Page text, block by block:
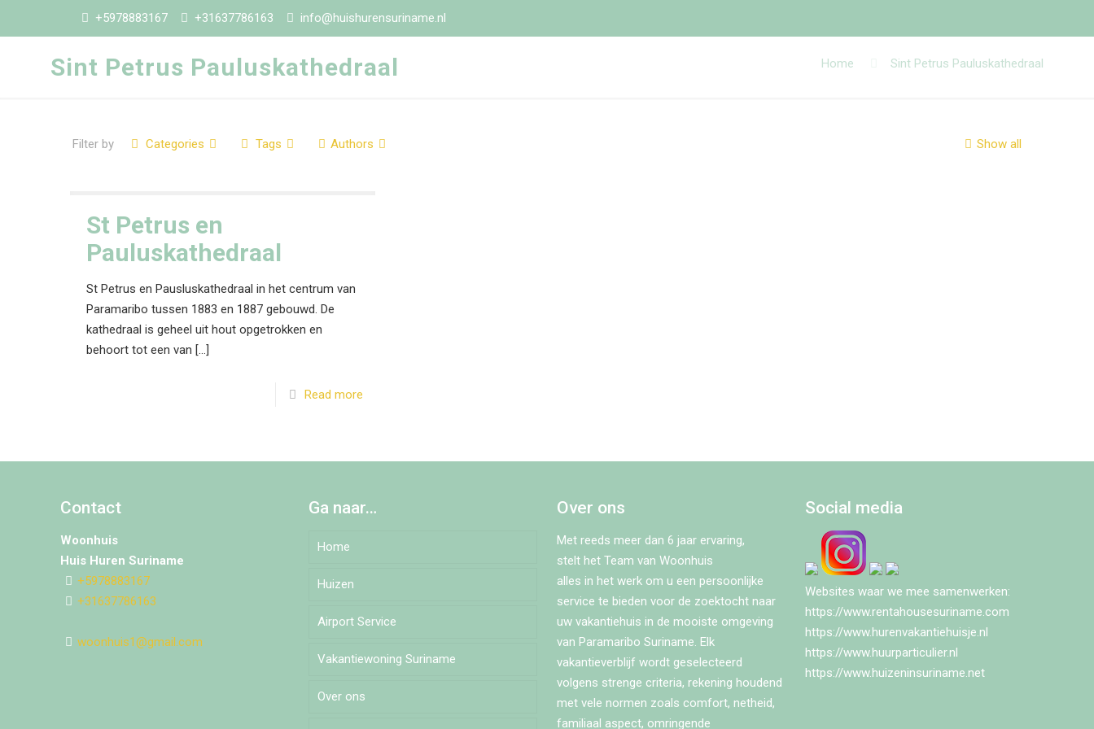
+5978883167 +31637786163 info@huishurensuriname.nl
Sint Petrus Pauluskathedraal Home Sint Petrus Pauluskathedraal
Filter by Categories Tags Authors Show all
St Petrus en
Pauluskathedraal
St Petrus en Pausluskathedraal in het centrum van
Paramaribo tussen 1883 en 1887 gebouwd. De
kathedraal is geheel uit hout opgetrokken en
behoort tot een van […]
Read more
Contact
Woonhuis
Huis Huren Suriname
+5978883167
+31637786163
woonhuis1@gmail.com
Ga naar…
Home
Huizen
Djedoestraat
Mochalaan
Pommeroosstraat
Airport Service
Vakantiewoning Suriname
Over ons
Over ons
Met reeds meer dan 6 jaar ervaring,
stelt het Team van Woonhuis
alles in het werk om u een persoonlijke
service te bieden voor de zoektocht naar
uw vakantiehuis in de mooiste omgeving
van Paramaribo Suriname. Elk
vakantieverblijf wordt geselecteerd
volgens strenge criteria, rekening houdend
met vele normen zoals comfort, netheid,
familiaal aspect, omringende
Social media
Websites waar we mee samenwerken:
https://www.rentahousesuriname.com
https://www.hurenvakantiehuisje.nl
https://www.huurparticulier.nl
https://www.huizeninsuriname.net